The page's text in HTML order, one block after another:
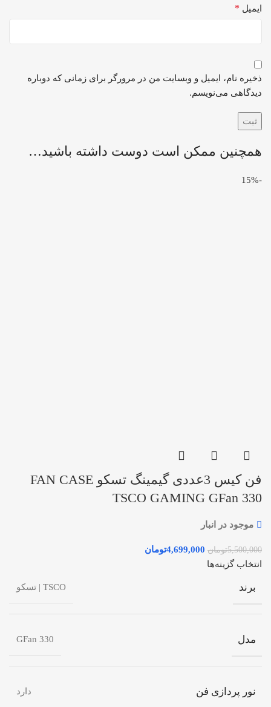
ایمیل *
ذخیره نام، ایمیل و وبسایت من در مرورگر برای زمانی که دوباره
دیدگاهی می‌نویسم.
همچنین ممکن است دوست داشته باشید…
-15%
فن کیس 3عددی گیمینگ تسکو FAN CASE
TSCO GAMING GFan 330
موجود در انبار
5,500,000تومان 4,699,000تومان
انتخاب گزینه‌ها
برند TSCO | تسکو
مدل GFan 330
نور پردازی فن دارد